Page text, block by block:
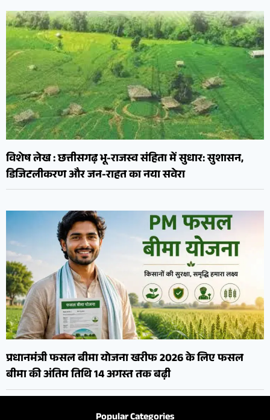
विशेष लेख : छत्तीसगढ़ भू-राजस्व संहिता में सुधार: सुशासन,
डिजिटलीकरण और जन-राहत का नया सवेरा
प्रधानमंत्री फसल बीमा योजना खरीफ 2026 के लिए फसल
बीमा की अंतिम तिथि 14 अगस्त तक बढ़ी